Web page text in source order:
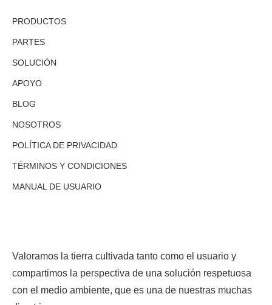
Valoramos la tierra cultivada tanto como el usuario y
compartimos la perspectiva de una solución respetuosa
con el medio ambiente, que es una de nuestras muchas
PRODUCTOS
PARTES
SOLUCIÓN
APOYO
BLOG
NOSOTROS
POLÍTICA DE PRIVACIDAD
TÉRMINOS Y CONDICIONES
MANUAL DE USUARIO